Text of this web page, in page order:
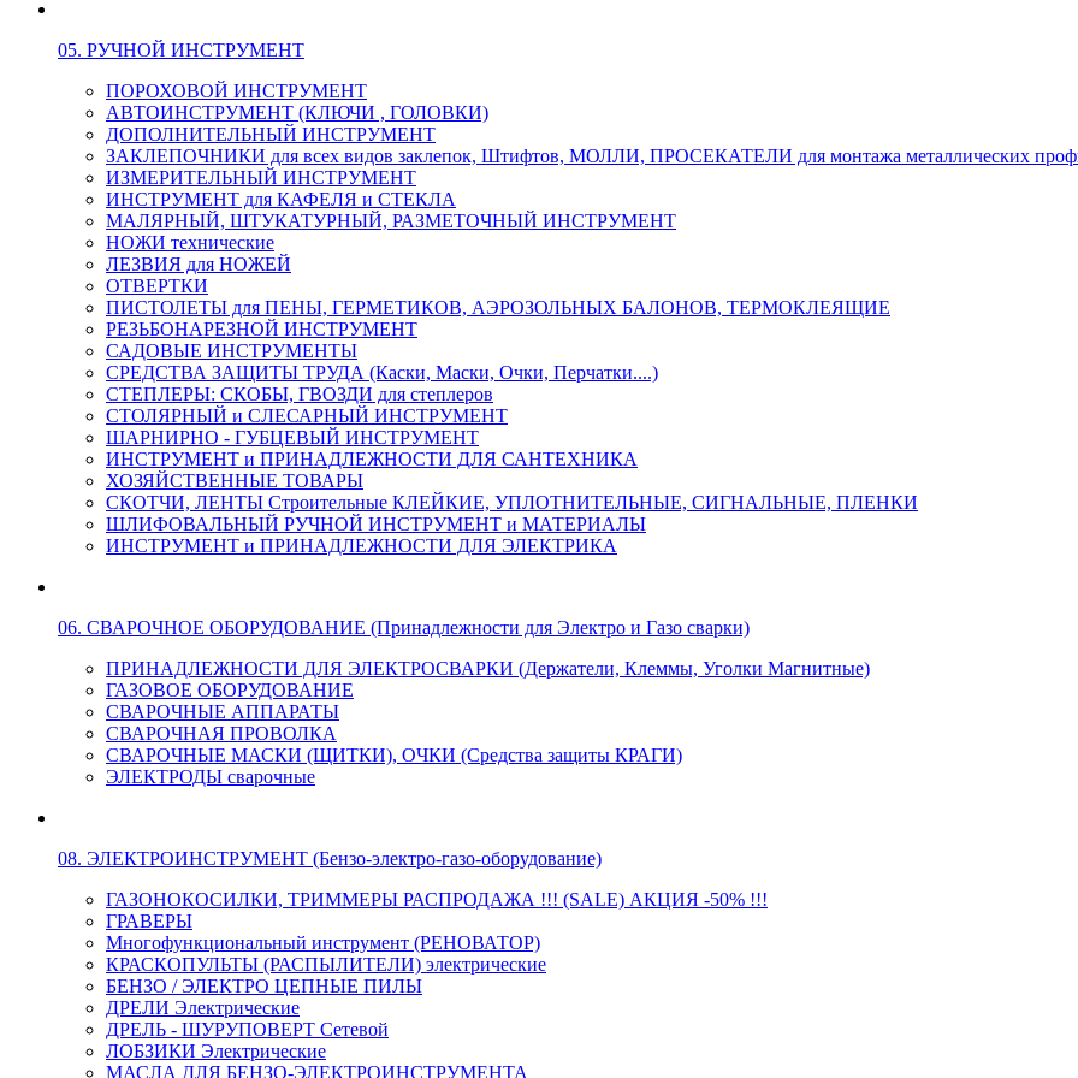
05. РУЧНОЙ ИНСТРУМЕНТ
ПОРОХОВОЙ ИНСТРУМЕНТ
АВТОИНСТРУМЕНТ (КЛЮЧИ , ГОЛОВКИ)
ДОПОЛНИТЕЛЬНЫЙ ИНСТРУМЕНТ
ЗАКЛЕПОЧНИКИ для всех видов заклепок, Штифтов, МОЛЛИ, ПРОСЕКАТЕЛИ для монтажа металлических
ИЗМЕРИТЕЛЬНЫЙ ИНСТРУМЕНТ
ИНСТРУМЕНТ для КАФЕЛЯ и СТЕКЛА
МАЛЯРНЫЙ, ШТУКАТУРНЫЙ, РАЗМЕТОЧНЫЙ ИНСТРУМЕНТ
НОЖИ технические
ЛЕЗВИЯ для НОЖЕЙ
ОТВЕРТКИ
ПИСТОЛЕТЫ для ПЕНЫ, ГЕРМЕТИКОВ, АЭРОЗОЛЬНЫХ БАЛОНОВ, ТЕРМОКЛЕЯЩИЕ
РЕЗЬБОНАРЕЗНОЙ ИНСТРУМЕНТ
САДОВЫЕ ИНСТРУМЕНТЫ
СРЕДСТВА ЗАЩИТЫ ТРУДА (Каски, Маски, Очки, Перчатки....)
СТЕПЛЕРЫ: СКОБЫ, ГВОЗДИ для степлеров
СТОЛЯРНЫЙ и СЛЕСАРНЫЙ ИНСТРУМЕНТ
ШАРНИРНО - ГУБЦЕВЫЙ ИНСТРУМЕНТ
ИНСТРУМЕНТ и ПРИНАДЛЕЖНОСТИ ДЛЯ САНТЕХНИКА
ХОЗЯЙСТВЕННЫЕ ТОВАРЫ
СКОТЧИ, ЛЕНТЫ Строительные КЛЕЙКИЕ, УПЛОТНИТЕЛЬНЫЕ, СИГНАЛЬНЫЕ, ПЛЕНКИ
ШЛИФОВАЛЬНЫЙ РУЧНОЙ ИНСТРУМЕНТ и МАТЕРИАЛЫ
ИНСТРУМЕНТ и ПРИНАДЛЕЖНОСТИ ДЛЯ ЭЛЕКТРИКА
06. СВАРОЧНОЕ ОБОРУДОВАНИЕ (Принадлежности для Электро и Газо сварки)
ПРИНАДЛЕЖНОСТИ ДЛЯ ЭЛЕКТРОСВАРКИ (Держатели, Клеммы, Уголки Магнитные)
ГАЗОВОЕ ОБОРУДОВАНИЕ
СВАРОЧНЫЕ АППАРАТЫ
СВАРОЧНАЯ ПРОВОЛКА
СВАРОЧНЫЕ МАСКИ (ЩИТКИ), ОЧКИ (Средства защиты КРАГИ)
ЭЛЕКТРОДЫ сварочные
08. ЭЛЕКТРОИНСТРУМЕНТ (Бензо-электро-газо-оборудование)
ГАЗОНОКОСИЛКИ, ТРИММЕРЫ РАСПРОДАЖА !!! (SALE) АКЦИЯ -50% !!!
ГРАВЕРЫ
Многофункциональный инструмент (РЕНОВАТОР)
КРАСКОПУЛЬТЫ (РАСПЫЛИТЕЛИ) электрические
БЕНЗО / ЭЛЕКТРО ЦЕПНЫЕ ПИЛЫ
ДРЕЛИ Электрические
ДРЕЛЬ - ШУРУПОВЕРТ Сетевой
ЛОБЗИКИ Электрические
МАСЛА ДЛЯ БЕНЗО-ЭЛЕКТРОИНСТРУМЕНТА